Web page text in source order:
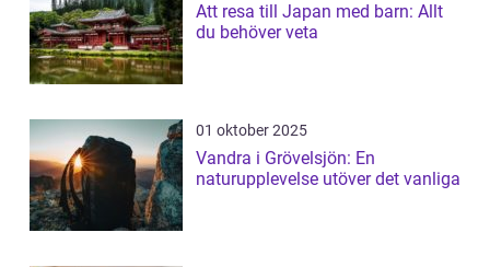
Att resa till Japan med barn: Allt
du behöver veta
01 oktober 2025
Vandra i Grövelsjön: En
naturupplevelse utöver det vanliga